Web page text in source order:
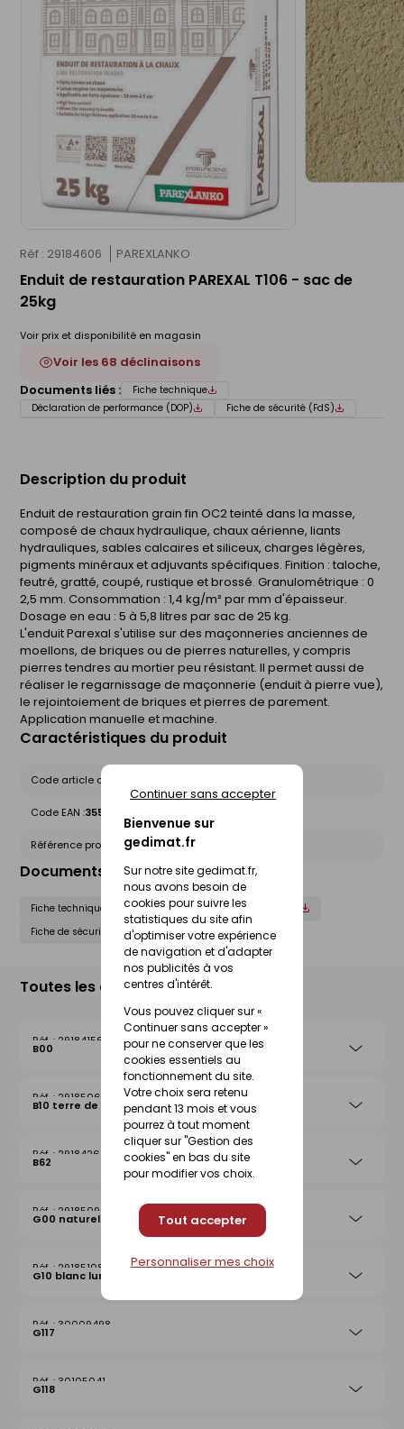
Bienvenue sur
gedimat.fr
Sur notre site gedimat.fr,
nous avons besoin de
cookies pour suivre les
statistiques du site afin
d'optimiser votre expérience
de navigation et d'adapter
nos publicités à vos
centres d'intérêt.
Vous pouvez cliquer sur «
Continuer sans accepter »
pour ne conserver que les
cookies essentiels au
fonctionnement du site.
Votre choix sera retenu
pendant 13 mois et vous
pourrez à tout moment
cliquer sur "Gestion des
cookies" en bas du site
pour modifier vos choix.
Tout accepter
Continuer sans accepter
Personnaliser mes choix
Réf : 29184606 PAREXLANKO
Enduit de restauration PAREXAL T106 - sac de
25kg
Voir prix et disponibilité en magasin
Voir les 68 déclinaisons
Documents liés :
Fiche technique
Déclaration de performance (DOP)
Fiche de sécurité (FdS)
Description du produit
Enduit de restauration grain fin OC2 teinté dans la masse,
composé de chaux hydraulique, chaux aérienne, liants
hydrauliques, sables calcaires et siliceux, charges légères,
pigments minéraux et adjuvants spécifiques. Finition : taloche,
feutré, gratté, coupé, rustique et brossé. Granulométrique : 0 
2,5 mm. Consommation : 1,4 kg/m² par mm d'épaisseur.
Dosage en eau : 5 à 5,8 litres par sac de 25 kg.
L'enduit Parexal s'utilise sur des maçonneries anciennes de
moellons, de briques ou de pierres naturelles, y compris
pierres tendres au mortier peu résistant. Il permet aussi de
réaliser le regarnissage de maçonnerie (enduit à pierre vue),
le rejointoiement de briques et pierres de parement.
Application manuelle et machine.
Caractéristiques du produit
Code article chez le fournisseur :
Code EAN :3555432190456
Référence produit nationale Gedimat :
Documents liés
Fiche technique
Déclaration de performance (DOP)
Fiche de sécurité (FdS)
Toutes les déclinaisons
29184156
B00
29185061
B10 terre de lune
29184262
B62
29185092
G00 naturel
29185108
G10 blanc lumière
30009498
G117
30105041
G118